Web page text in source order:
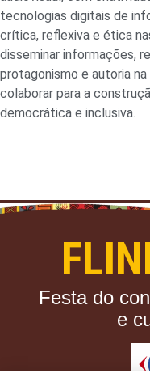
tecnologias digitais de
crítica, reflexiva e ética
disseminar informações,
protagonismo e autoria
colaborar para a
democrática e inclusiva.
Festa do
e